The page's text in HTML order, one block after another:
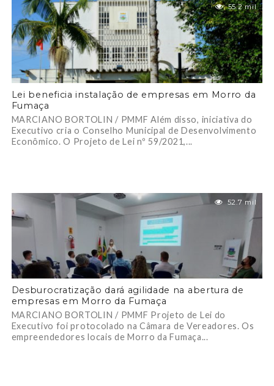
55.2 mil
Lei beneficia instalação de empresas em Morro da
Fumaça
MARCIANO BORTOLIN / PMMF Além disso, iniciativa do
Executivo cria o Conselho Municipal de Desenvolvimento
Econômico. O Projeto de Lei nº 59/2021,...
52.7 mil
Desburocratização dará agilidade na abertura de
empresas em Morro da Fumaça
MARCIANO BORTOLIN / PMMF Projeto de Lei do
Executivo foi protocolado na Câmara de Vereadores. Os
empreendedores locais de Morro da Fumaça...